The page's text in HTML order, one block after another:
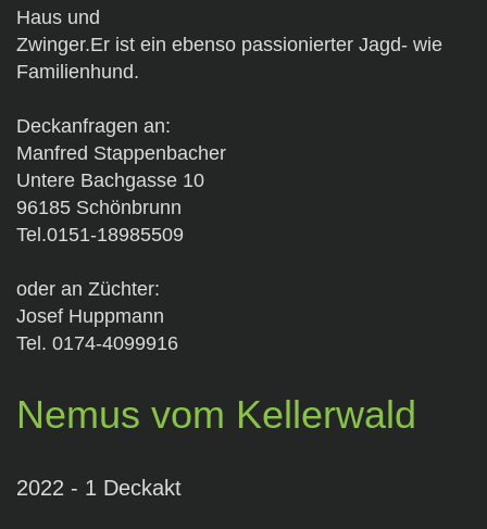
Haus und
Zwinger.Er ist ein ebenso passionierter Jagd- wie
Familienhund.
Deckanfragen an:
Manfred Stappenbacher
Untere Bachgasse 10
96185 Schönbrunn
Tel.0151-18985509
oder an Züchter:
Josef Huppmann
Tel. 0174-4099916
Nemus vom Kellerwald
2022 - 1 Deckakt